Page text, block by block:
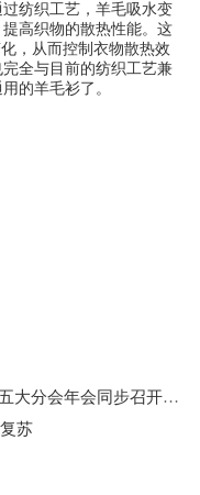
纺织工艺，羊毛吸水变
高织物的散热性能。这
，从而控制衣物散热效
全与目前的纺织工艺兼
的羊毛衫了。
上一篇：【现场】相聚！中国纺机协会五大分会年会同步召开！困境下的信息分享，超有料！
苏